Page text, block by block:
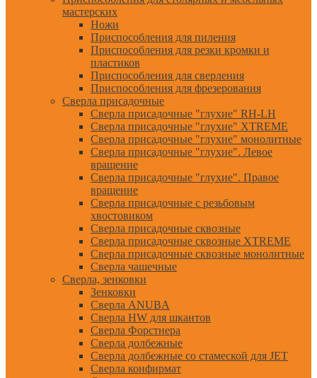
мастерских
Ножи
Приспособления для пиления
Приспособления для резки кромки и
пластиков
Приспособления для сверления
Приспособления для фрезерования
Сверла присадочные
Сверла присадочные "глухие" RH-LH
Сверла присадочные "глухие" XTREME
Сверла присадочные "глухие" монолитные
Сверла присадочные "глухие". Левое
вращение
Сверла присадочные "глухие". Правое
вращение
Сверла присадочные с резьбовым
хвостовиком
Сверла присадочные сквозные
Сверла присадочные сквозные XTREME
Сверла присадочные сквозные монолитные
Сверла чашечные
Сверла, зенковки
Зенковки
Сверла ANUBA
Сверла HW для шкантов
Сверла Форстнера
Сверла долбежные
Сверла долбежные со стамеской для JET
Сверла конфирмат